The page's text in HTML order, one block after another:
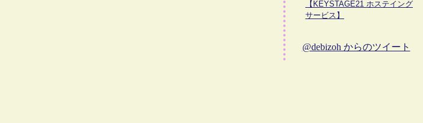
【KEYSTAGE21 ホステイング
サービス】
@debizoh からのツイート